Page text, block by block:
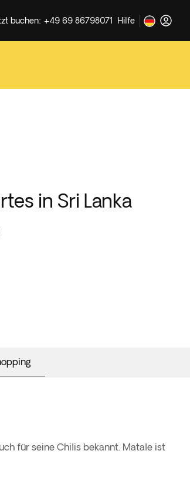
buchen: +49 69 86798071 Hilfe
in Sri Lanka
für seine Chilis bekannt. Matale ist